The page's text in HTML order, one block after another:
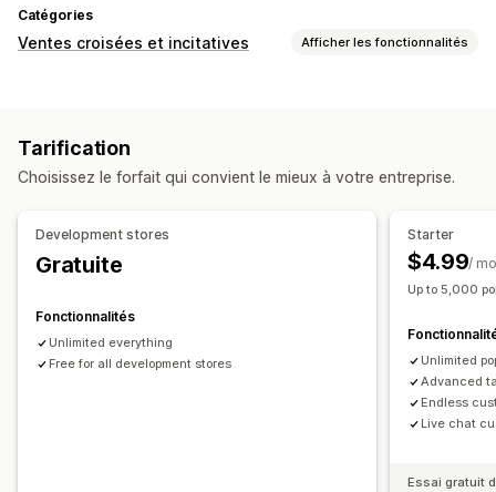
Catégories
Ventes croisées et incitatives Afficher les fonctionnalités
CSS personnalisées
Éditeur avec fonction de glisser-déposer
Multilingue
Compléments au produit
Produits fréquemment achetés ensemble
Traitement prioritaire
Tarification
Choisissez le forfait qui convient le mieux à votre entreprise.
Development stores
Gratuite
Fonctionnalités
Unlimited everything
Free for all development stores
Starter
$4.99/
Up to 5,000
Unlimited
Advanced
Endless
Live chat
Essai gratuit